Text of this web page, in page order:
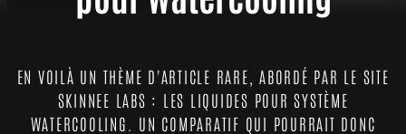
EN VOILÀ UN THÈME D'ARTICLE RARE, ABORDÉ PAR LE SITE
SKINNEE LABS : LES LIQUIDES POUR SYSTÈME
WATERCOOLING. UN COMPARATIF QUI POURRAIT DONC